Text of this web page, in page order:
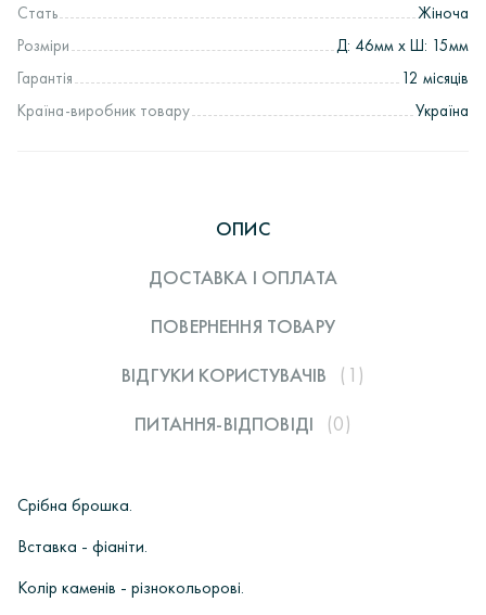
Стать
Жіноча
Розміри
Д: 46мм х Ш: 15мм
Гарантія
12 місяців
Країна-виробник товару
Україна
ОПИС
ДОСТАВКА І ОПЛАТА
ПОВЕРНЕННЯ ТОВАРУ
ВІДГУКИ КОРИСТУВАЧIВ
(1)
ПИТАННЯ-ВІДПОВІДІ
(0)
Срібна брошка.
Вставка - фіаніти.
Колір каменів - різнокольорові.